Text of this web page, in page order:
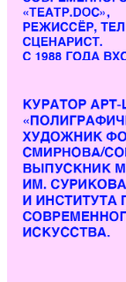
Эмансипация